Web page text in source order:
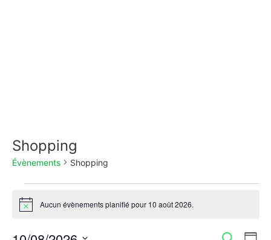
Shopping
Évènements Shopping
Notice Aucun évènements planifié pour 10 août 2026.
Recherche